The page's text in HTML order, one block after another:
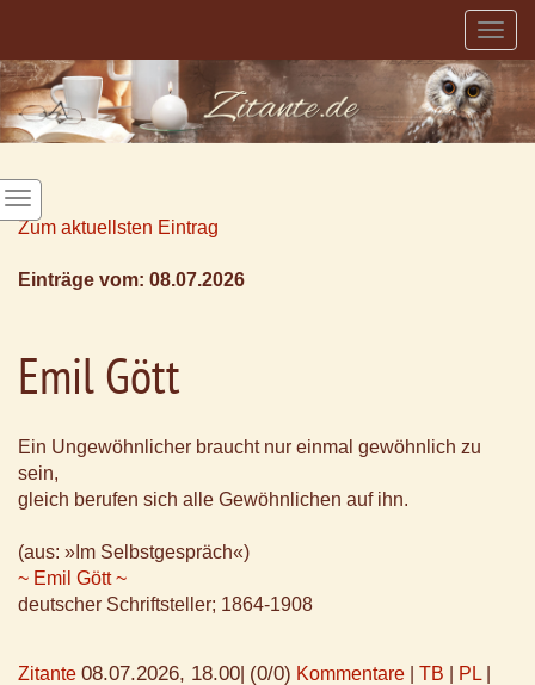
Zum aktuellsten Eintrag
Einträge vom: 08.07.2026
Emil Gött
Ein Ungewöhnlicher braucht nur einmal gewöhnlich zu
sein,
gleich berufen sich alle Gewöhnlichen auf ihn.
(aus: »Im Selbstgespräch«)
~ Emil Gött ~
deutscher Schriftsteller; 1864-1908
Zitante 08.07.2026, 18.00 (0/0) Kommentare TB PL